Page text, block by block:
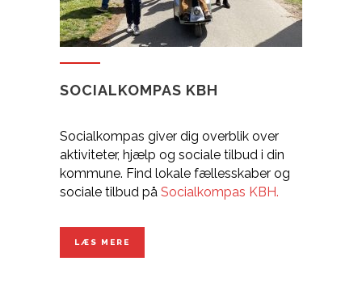
SOCIALKOMPAS KBH
Socialkompas giver dig overblik over
aktiviteter, hjælp og sociale tilbud i din
kommune. Find lokale fællesskaber og
sociale tilbud på Socialkompas KBH.
LÆS MERE